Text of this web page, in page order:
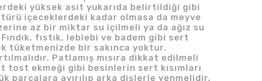
yüksek asit yukarıda belirtildiği gibi
içeceklerdeki kadar olmasa da meyve
az bir miktar su içilmeli ya da ağız su
fıstık, leblebi ve badem gibi sert
tüketmenizde bir sakınca yoktur.
Patlamış mısıra dikkat edilmeli
tost ekmeği gibi besinlerin sert kısımları
parçalara ayırılıp arka dişlerle yenmelidir.